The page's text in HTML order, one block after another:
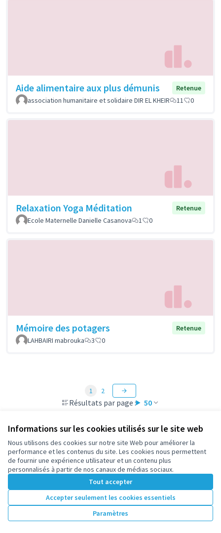
Informations sur les cookies utilisés sur le site web
Nous utilisons des cookies sur notre site Web pour améliorer la
performance et les contenus du site. Les cookies nous permettent
de fournir une expérience utilisateur et un contenu plus
personnalisés à partir de nos canaux de médias sociaux.
Tout accepter
Accepter seulement les cookies essentiels
Paramètres
Aide alimentaire aux plus démunis
Retenue
association humanitaire et solidaire DIR EL KHEIR
11 0
Relaxation Yoga Méditation
Retenue
Ecole Maternelle Danielle Casanova
1 0
Mémoire des potagers
Retenue
LAHBAIRI mabrouka
3 0
Résultats par page : 50
1 2
Voir toutes les propositions retirées
Conditions d'utilisation
participez.nanterre.fr sur X
(Lien externe)
participez.nanterre.fr sur Facebook
participez.nanterre.fr sur Instagram
participez.nanterre.fr sur YouTube
(Lien externe)
participez.nanterre.fr sur GitHub
(Lien externe)